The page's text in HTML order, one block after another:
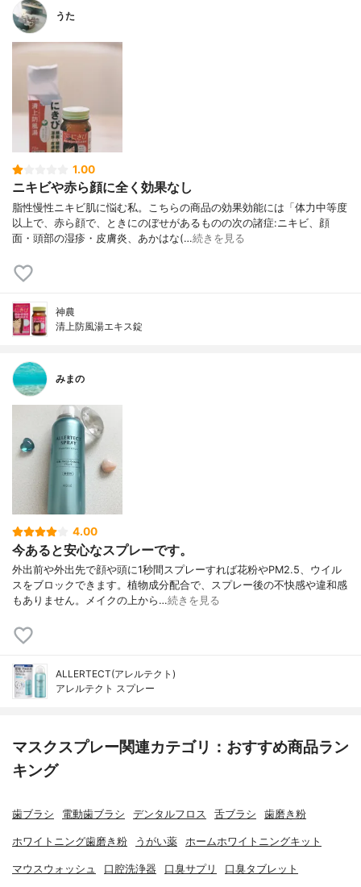
うた
1.00
ニキビや赤ら顔に全く効果なし
脂性慢性ニキビ肌に悩む私。こちらの商品の効果効能には「体力中等度
以上で、赤ら顔で、ときにのぼせがあるものの次の諸症:ニキビ、顔
面・頭部の湿疹・皮膚炎、あかはな(…続きを見る
神農
清上防風湯エキス錠
みまの
4.00
今あると安心なスプレーです。
外出前や外出先で顔や頭に1秒間スプレーすれば花粉やPM2.5、ウイル
スをブロックできます。植物成分配合で、スプレー後の不快感や違和感
もありません。メイクの上から…続きを見る
ALLERTECT(アレルテクト)
アレルテクト スプレー
マスクスプレー関連カテゴリ：おすすめ商品ラン
キング
歯ブラシ 電動歯ブラシ デンタルフロス 舌ブラシ 歯磨き粉
ホワイトニング歯磨き粉 うがい薬 ホームホワイトニングキット
マウスウォッシュ 口腔洗浄器 口臭サプリ 口臭タブレット